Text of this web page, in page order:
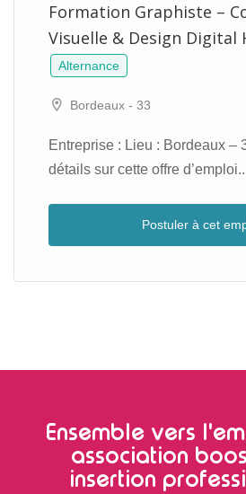
Formation Graphiste –
Visuelle & Design Digital
Alternance
Bordeaux - 33
Entreprise : Lieu : Bordeaux
détails sur cette offre
Postuler à cet
Ensemble vers
association
insertion